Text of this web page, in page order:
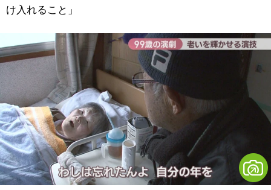
け入れること」